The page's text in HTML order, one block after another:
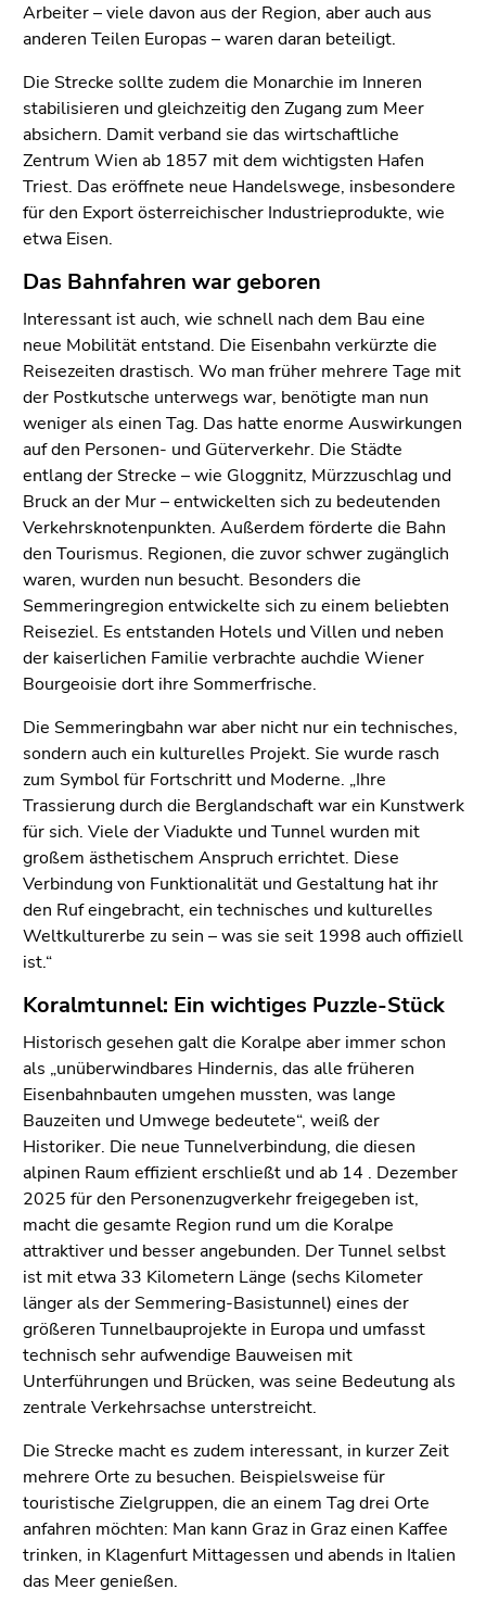
Arbeiter – viele davon aus der Region, aber auch aus
anderen Teilen Europas – waren daran beteiligt.
Die Strecke sollte zudem die Monarchie im Inneren
stabilisieren und gleichzeitig den Zugang zum Meer
absichern. Damit verband sie das wirtschaftliche
Zentrum Wien ab 1857 mit dem wichtigsten Hafen
Triest. Das eröffnete neue Handelswege, insbesondere
für den Export österreichischer Industrieprodukte, wie
etwa Eisen.
Das Bahnfahren war geboren
Interessant ist auch, wie schnell nach dem Bau eine
neue Mobilität entstand. Die Eisenbahn verkürzte die
Reisezeiten drastisch. Wo man früher mehrere Tage mit
der Postkutsche unterwegs war, benötigte man nun
weniger als einen Tag. Das hatte enorme Auswirkungen
auf den Personen- und Güterverkehr. Die Städte
entlang der Strecke – wie Gloggnitz, Mürzzuschlag und
Bruck an der Mur – entwickelten sich zu bedeutenden
Verkehrsknotenpunkten. Außerdem förderte die Bahn
den Tourismus. Regionen, die zuvor schwer zugänglich
waren, wurden nun besucht. Besonders die
Semmeringregion entwickelte sich zu einem beliebten
Reiseziel. Es entstanden Hotels und Villen und neben
der kaiserlichen Familie verbrachte auchdie Wiener
Bourgeoisie dort ihre Sommerfrische.
Die Semmeringbahn war aber nicht nur ein technisches,
sondern auch ein kulturelles Projekt. Sie wurde rasch
zum Symbol für Fortschritt und Moderne. „Ihre
Trassierung durch die Berglandschaft war ein Kunstwerk
für sich. Viele der Viadukte und Tunnel wurden mit
großem ästhetischem Anspruch errichtet. Diese
Verbindung von Funktionalität und Gestaltung hat ihr
den Ruf eingebracht, ein technisches und kulturelles
Weltkulturerbe zu sein – was sie seit 1998 auch offiziell
ist.“
Koralmtunnel: Ein wichtiges Puzzle-Stück
Historisch gesehen galt die Koralpe aber immer schon
als „unüberwindbares Hindernis, das alle früheren
Eisenbahnbauten umgehen mussten, was lange
Bauzeiten und Umwege bedeutete“, weiß der
Historiker. Die neue Tunnelverbindung, die diesen
alpinen Raum effizient erschließt und ab 14 . Dezember
2025 für den Personenzugverkehr freigegeben ist,
macht die gesamte Region rund um die Koralpe
attraktiver und besser angebunden. Der Tunnel selbst
ist mit etwa 33 Kilometern Länge (sechs Kilometer
länger als der Semmering-Basistunnel) eines der
größeren Tunnelbauprojekte in Europa und umfasst
technisch sehr aufwendige Bauweisen mit
Unterführungen und Brücken, was seine Bedeutung als
zentrale Verkehrsachse unterstreicht.
Die Strecke macht es zudem interessant, in kurzer Zeit
mehrere Orte zu besuchen. Beispielsweise für
touristische Zielgruppen, die an einem Tag drei Orte
anfahren möchten: Man kann Graz in Graz einen Kaffee
trinken, in Klagenfurt Mittagessen und abends in Italien
das Meer genießen.